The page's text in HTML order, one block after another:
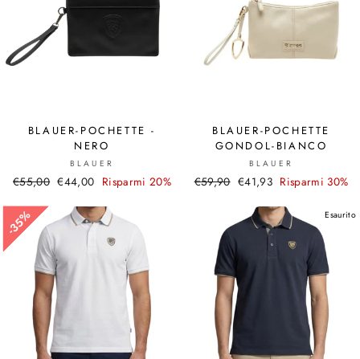
BLAUER-POCHETTE -
NERO
BLAUER
Prezzo
listino
€55,00 Prezzo
€44,00 Risparmi 20%
BLAUER-POCHETTE
GONDOL-BIANCO
BLAUER
Prezzo
€59,90 Prezzo
€41,93 Risparmi 30%
35%
35% Esaurito